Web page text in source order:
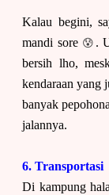
Kalau begini,
mandi sore 😰 .
bersih lho,
kendaraan yang
banyak
jalannya.
6. Transportasi
Di kampung